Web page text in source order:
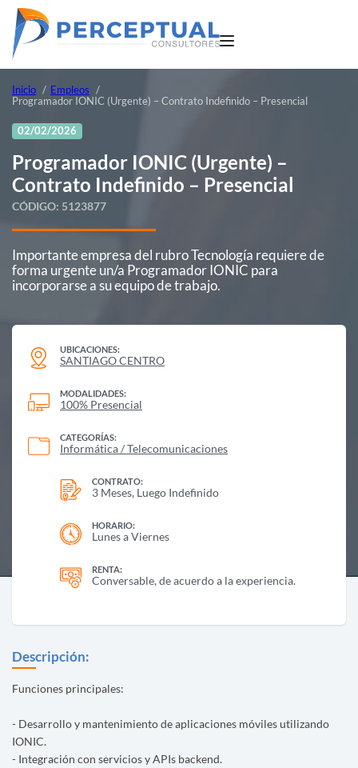
Inicio
Empleos
Programador IONIC (Urgente) – Contrato Indefinido – Presencial
02/02/2026
Programador IONIC (Urgente) –
Contrato Indefinido – Presencial
CÓDIGO: 5123877
Importante empresa del rubro Tecnología requiere de
forma urgente un/a Programador IONIC para
incorporarse a su equipo de trabajo.
UBICACIONES:
SANTIAGO CENTRO
MODALIDADES:
100% Presencial
CATEGORÍAS:
Informática / Telecomunicaciones
CONTRATO:
3 Meses, Luego Indefinido
HORARIO:
Lunes a Viernes
RENTA:
Conversable, de acuerdo a la experiencia.
Descripción:
Funciones principales:
- Desarrollo y mantenimiento de aplicaciones móviles utilizando
IONIC.
- Integración con servicios y APIs backend.